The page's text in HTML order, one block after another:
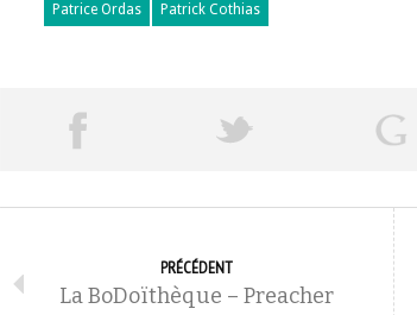
Patrice Ordas Patrick Cothias
PRÉCÉDENT
La BoDoïthèque – Preacher